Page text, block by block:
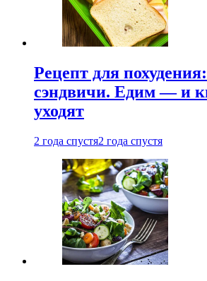
Рецепт для
сэндвичи. Едим — и
уходят
2 года спустя2 года спустя